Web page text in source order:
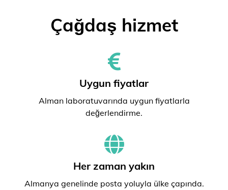
Çağdaş hizmet
Uygun fiyatlar
Alman laboratuvarında uygun fiyatlarla
değerlendirme.
Her zaman yakın
Almanya genelinde posta yoluyla ülke çapında.